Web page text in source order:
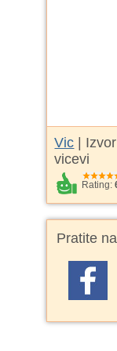
Vic |
vicevi
Rating:
Pratite